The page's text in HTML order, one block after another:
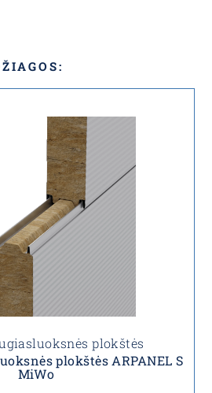
plokštės
plokštės ARPANEL S
MiWo